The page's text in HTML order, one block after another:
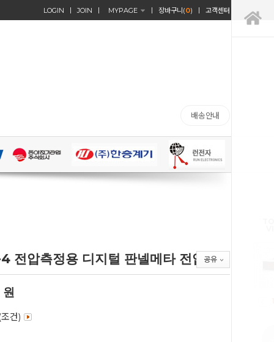
LOGIN JOIN MYPAGE 장바구니(0) 고객센터
배송안내
전압측정용 디지털 판넬메타 전압계
공유
원
건)